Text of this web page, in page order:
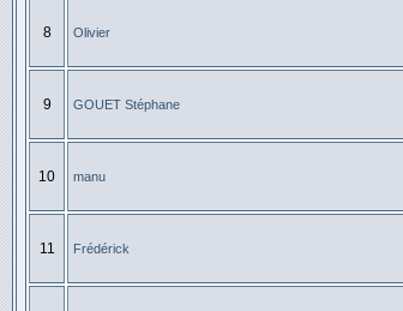
8 Olivier
9 GOUET Stéphane
10 manu
11 Frédérick